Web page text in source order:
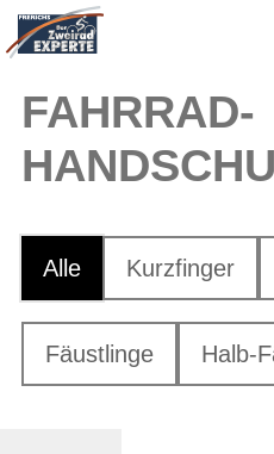
FAHRRAD-
Alle Kurzfinger
Fäustlinge Halb-